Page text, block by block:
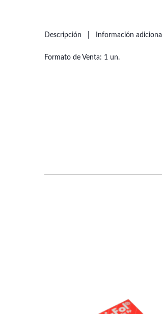
Descripción Información adicional
Formato de Venta: 1 un.